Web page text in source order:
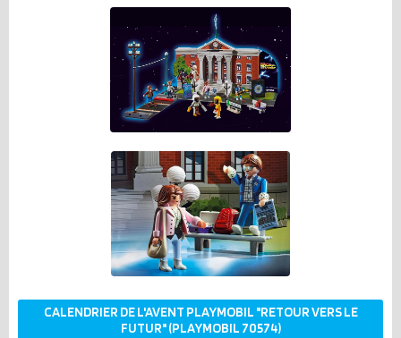
CALENDRIER DE L'AVENT PLAYMOBIL "RETOUR VERS LE
FUTUR" (PLAYMOBIL 70574)